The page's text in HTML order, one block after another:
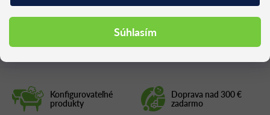
Súhlasím
Konfigurovateľné
produkty
Doprava nad 300 €
zadarmo
Podobné produkty